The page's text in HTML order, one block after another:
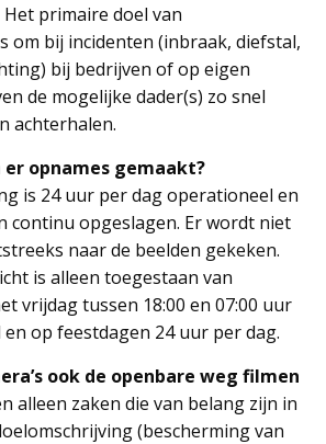
primaire doel van
om bij incidenten (inbraak, diefstal,
bij bedrijven of op eigen
de mogelijke dader(s) zo snel
achterhalen.
opnames gemaakt?
is 24 uur per dag operationeel en
continu opgeslagen. Er wordt niet
naar de beelden gekeken.
is alleen toegestaan van
vrijdag tussen 18:00 en 07:00 uur
op feestdagen 24 uur per dag.
ook de openbare weg filmen
alleen zaken die van belang zijn in
(bescherming van